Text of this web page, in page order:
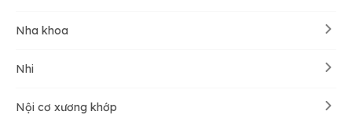
Nha khoa
Nhi
Nội cơ xương khớp